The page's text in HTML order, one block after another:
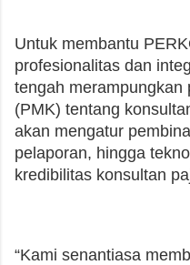
Untuk membantu
profesionalitas dan
tengah merampungkan
(PMK) tentang
akan mengatur
pelaporan, hingga
kredibilitas konsultan
“Kami senantiasa